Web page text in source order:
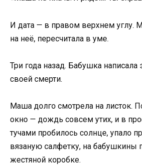
И дата — в правом верхнем углу.
на неё, пересчитала в уме.
Три года назад. Бабушка написала
своей смерти.
Маша долго смотрела на листок.
окно — дождь совсем утих, и в
тучами пробилось солнце, упало
вязаную салфетку, на бабушкины
жестяной коробке.